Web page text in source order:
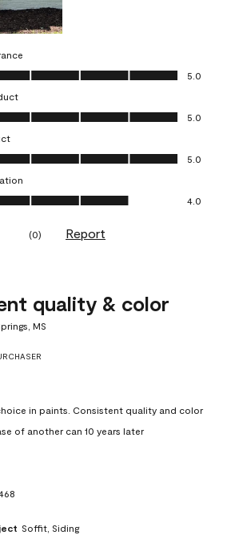
5.0 out of 5
5.0
5.0 out of 5
5.0
5.0 out of 5
5.0
4.0 out of 5
4.0
(0) Report
quality & color
MS
in paints. Consistent quality and color
of another can 10 years later
Soffit, Siding